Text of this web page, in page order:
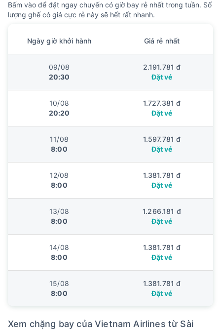
Bấm vào để đặt ngay chuyến có giờ bay rẻ nhất trong tuần. Số
lượng ghế có giá cực rẻ này sẽ hết rất nhanh.
Ngày giờ khởi hành Giá rẻ nhất
09/08
20:30
2.191.781 đ
Đặt vé
10/08
20:20
1.727.381 đ
Đặt vé
11/08
8:00
1.597.781 đ
Đặt vé
12/08
8:00
1.381.781 đ
Đặt vé
13/08
8:00
1.266.181 đ
Đặt vé
14/08
8:00
1.381.781 đ
Đặt vé
15/08
8:00
1.381.781 đ
Đặt vé
Xem chặng bay của Vietnam Airlines từ Sài